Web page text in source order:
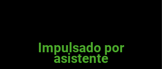
Impulsado por
asistente